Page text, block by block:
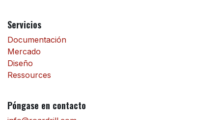
Servicios
Documentación
Mercado
Diseño
Ressources
Póngase en contacto